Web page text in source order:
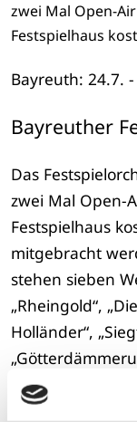
zwei Mal Open-
Festspielhaus
Bayreuth: 24.7.
Bayreuther
Das
zwei Mal Open-
Festspielhaus
mitgebracht
stehen sieben
„Rheingold“,
Holländer“,
Karten: Tel.